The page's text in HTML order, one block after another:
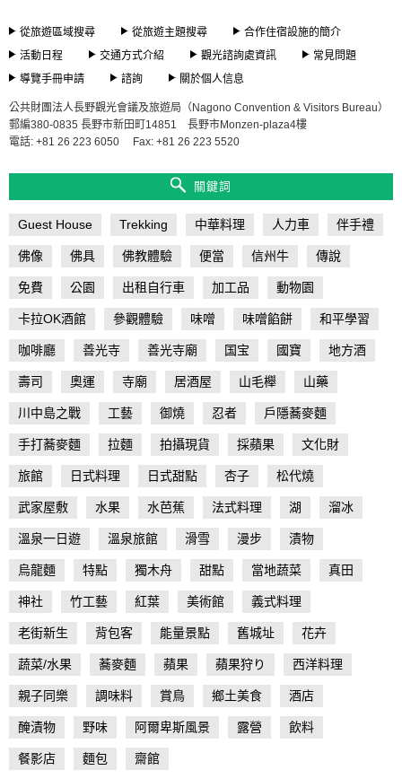
資
訊
常
見
問
題
手
冊
請
諮
從旅遊區域搜尋 從旅遊主題搜尋
合作住宿設施的簡介
活動日程
交通方式介紹 觀光諮詢處資訊
常見問題
導覽手冊申請
諮詢 關於個人信息
公共財團法人長野觀光會議及旅遊局（Nagono Convention & Visitors Bureau）
郵編380-0835 長野市新田町14851 長野市Monzen-plaza4樓
電話: +81 26 223 6050
Fax: +81 26 223 5520
關鍵詞
Guest House Trekking 中華料理 人力車 伴手禮
佛像 佛具 佛教體驗 便當 信州牛 傳說
免費 公園 出租自行車 加工品 動物園
卡拉OK酒館 參觀體驗 味噌 味噌餡餅 和平學習
咖啡廳 善光寺 善光寺廟 国宝 國寶 地方酒
壽司 奧運 寺廟 居酒屋 山毛櫸 山藥
川中島之戰 工藝 御燒 忍者 戶隱蕎麥麵
手打蕎麥麵 拉麵 拍攝現貨 採蘋果 文化財
旅館 日式料理 日式甜點 杏子 松代燒
武家屋敷 水果 水芭蕉 法式料理 湖 溜冰
溫泉一日遊 溫泉旅館 滑雪 漫步 漬物
烏龍麵 特點 獨木舟 甜點 當地蔬菜 真田
神社 竹工藝 紅葉 美術館 義式料理
老街新生 背包客 能量景點 舊城址 花卉
蔬菜/水果 蕎麥麵 蘋果 蘋果狩り 西洋料理
親子同樂 調味料 賞鳥 鄉土美食 酒店
醃漬物 野味 阿爾卑斯風景 露營 飲料
餐影店 麵包 齋館